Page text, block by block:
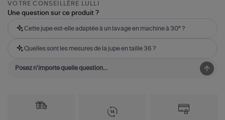
VOTRE CONSEILLÈRE LULLI
Une question sur ce produit ?
Cette jupe est-elle adaptée à un lavage en machine à 30° ?
Quelles sont les mesures de la jupe en taille 36 ?